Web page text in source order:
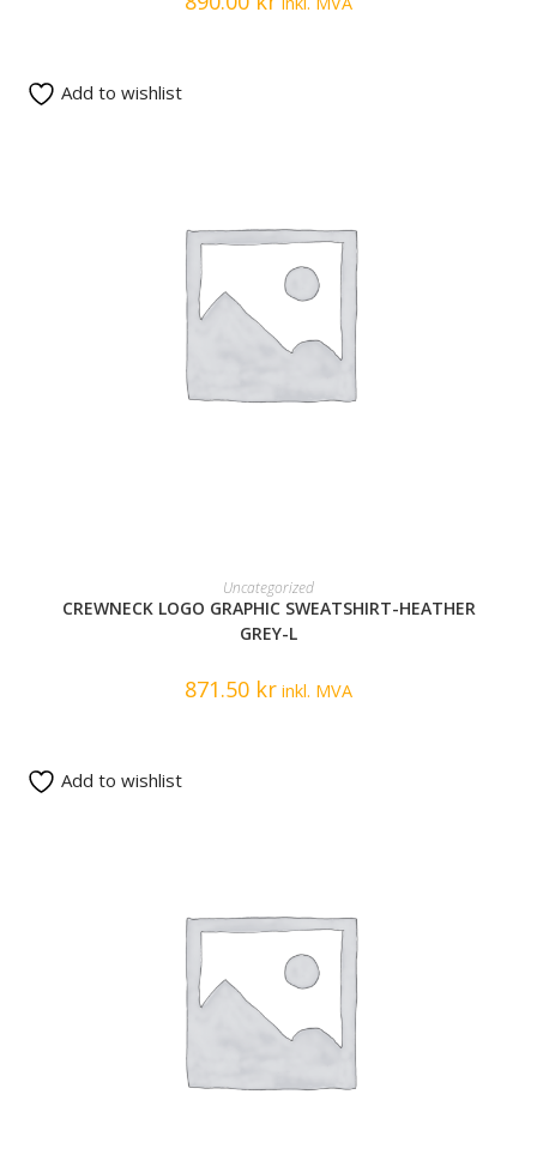
READ MORE
Uncategorized
CREWNECK LOGO GRAPHIC SWEATSHIRT-HEATHER
GREY-L
871.50 kr inkl. MVA
Add to wishlist
Add to wishlist